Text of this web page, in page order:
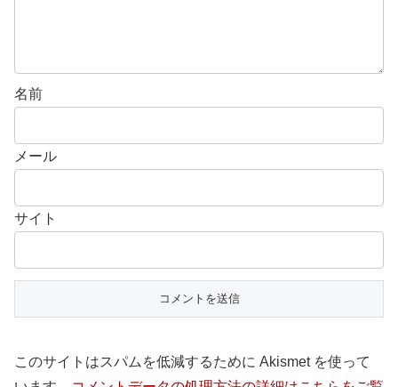
名前
メール
サイト
このサイトはスパムを低減するために Akismet を使って